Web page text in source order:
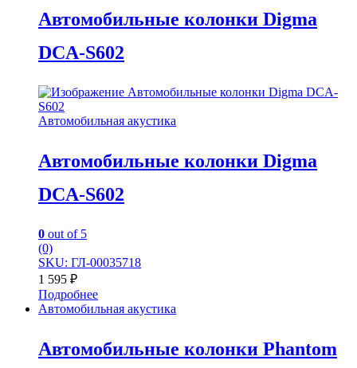
Автомобильные колонки Digma
DCA-S602
Автомобильная акустика
Автомобильные колонки Digma
DCA-S602
0 out of 5
(0)
SKU: ГЛ-00035718
1 595 ₽
Подробнее
Автомобильная акустика
Автомобильные колонки Phantom